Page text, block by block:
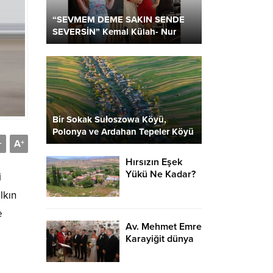
A+
-
“SEVMEM DEME SAKIN SENDE
SEVERSİN” Kemal Külah- Nur
Parlar
Bir Sokak Sułoszowa Köyü,
Polonya ve Ardahan Tepeler Köyü
2 Kare…
Hırsızın Eşek
Yükü Ne Kadar?
Av. Mehmet Emre
Karayiğit dünya